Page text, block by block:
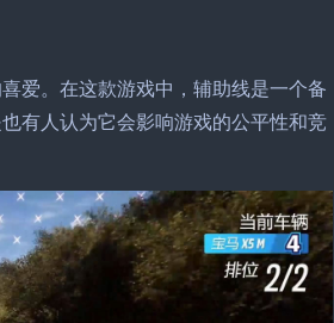
爱。在这款游戏中，辅助线是一个备
有人认为它会影响游戏的公平性和竞